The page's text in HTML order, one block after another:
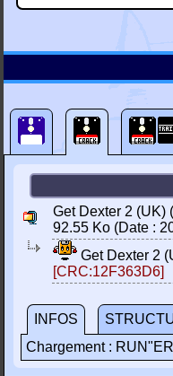
Get Dexter 2 (UK)
92.55 Ko (Date :
Get Dexter 2
[CRC:12F363D6]
INFOS
Chargement :